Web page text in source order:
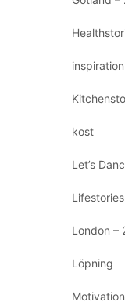
inspiration
kost
Let’s
Lifestories
London –
Löpning
Motivation